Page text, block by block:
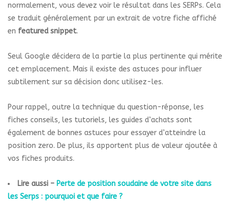
normalement, vous devez voir le résultat dans les SERPs. Cela
se traduit généralement par un extrait de votre fiche affiché
en featured snippet.
Seul Google décidera de la partie la plus pertinente qui mérite
cet emplacement. Mais il existe des astuces pour influer
subtilement sur sa décision donc utilisez-les.
Pour rappel, outre la technique du question-réponse, les
fiches conseils, les tutoriels, les guides d’achats sont
également de bonnes astuces pour essayer d’atteindre la
position zero. De plus, ils apportent plus de valeur ajoutée à
vos fiches produits.
Lire aussi – Perte de position soudaine de votre site dans
les Serps : pourquoi et que faire ?